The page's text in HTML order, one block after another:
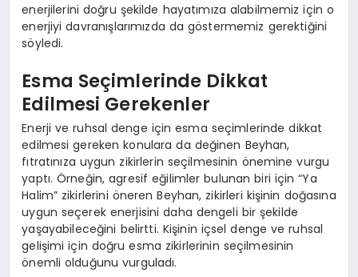
enerjilerini doğru şekilde hayatımıza alabilmemiz için o
enerjiyi davranışlarımızda da göstermemiz gerektiğini
söyledi.
Esma Seçimlerinde Dikkat
Edilmesi Gerekenler
Enerji ve ruhsal denge için esma seçimlerinde dikkat
edilmesi gereken konulara da değinen Beyhan,
fıtratınıza uygun zikirlerin seçilmesinin önemine vurgu
yaptı. Örneğin, agresif eğilimler bulunan biri için “Ya
Halim” zikirlerini öneren Beyhan, zikirleri kişinin doğasına
uygun seçerek enerjisini daha dengeli bir şekilde
yaşayabileceğini belirtti. Kişinin içsel denge ve ruhsal
gelişimi için doğru esma zikirlerinin seçilmesinin
önemli olduğunu vurguladı.